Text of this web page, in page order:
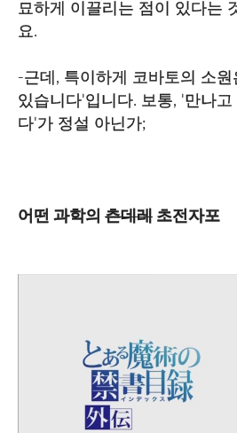
묘하게 이끌리는 점이 있다는
요.
-근데, 특이하게 코바토의 소원
있습니다'입니다. 보통, '만나고
다'가 정설 아닌가;
어떤 과학의 츤데레 초전자포